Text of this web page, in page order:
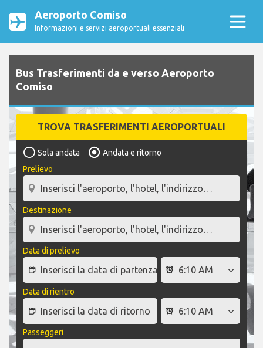
Aeroporto Comiso
Informazioni e servizi aeroportuali essenziali
Bus Trasferimenti da e verso Aeroporto
Comiso
TROVA TRASFERIMENTI AEROPORTUALI
Sola andata
Andata e ritorno
Prelievo
Destinazione
Data di prelievo
Data di rientro
Passeggeri